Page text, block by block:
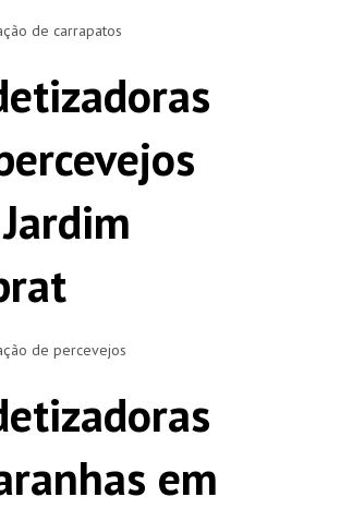
de carrapatos
de percevejos
em